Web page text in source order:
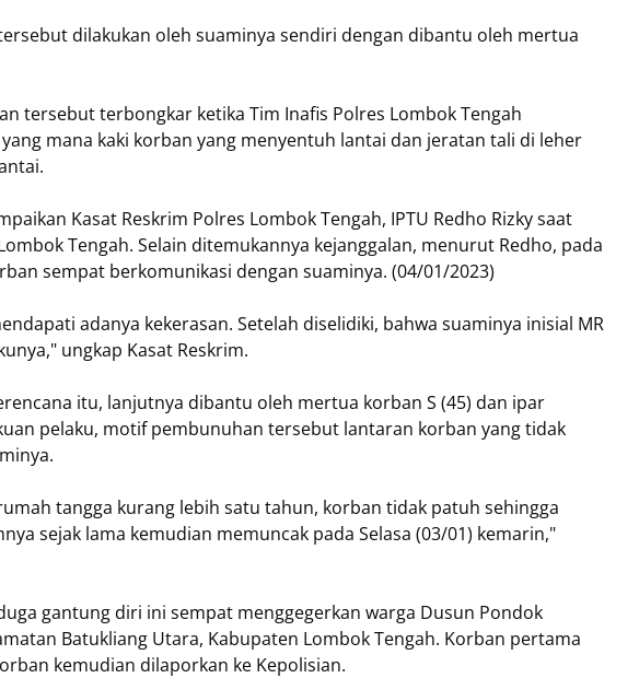
dilakukan oleh suaminya sendiri dengan dibantu oleh mertua
tersebut terbongkar ketika Tim Inafis Polres Lombok Tengah
mana kaki korban yang menyentuh lantai dan jeratan tali di leher
Kasat Reskrim Polres Lombok Tengah, IPTU Redho Rizky saat
Tengah. Selain ditemukannya kejanggalan, menurut Redho, pada
sempat berkomunikasi dengan suaminya. (04/01/2023)
adanya kekerasan. Setelah diselidiki, bahwa suaminya inisial MR
ungkap Kasat Reskrim.
itu, lanjutnya dibantu oleh mertua korban S (45) dan ipar
pelaku, motif pembunuhan tersebut lantaran korban yang tidak
tangga kurang lebih satu tahun, korban tidak patuh sehingga
sejak lama kemudian memuncak pada Selasa (03/01) kemarin,"
gantung diri ini sempat menggegerkan warga Dusun Pondok
Batukliang Utara, Kabupaten Lombok Tengah. Korban pertama
kemudian dilaporkan ke Kepolisian.